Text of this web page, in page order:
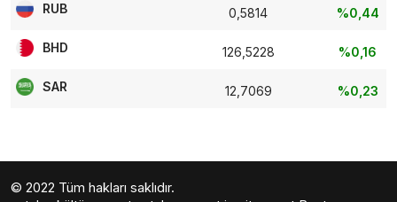
RUB 0,5814 %0,44
BHD 126,5228 %0,16
SAR 12,7069 %0,23
© 2022 Tüm hakları saklıdır.